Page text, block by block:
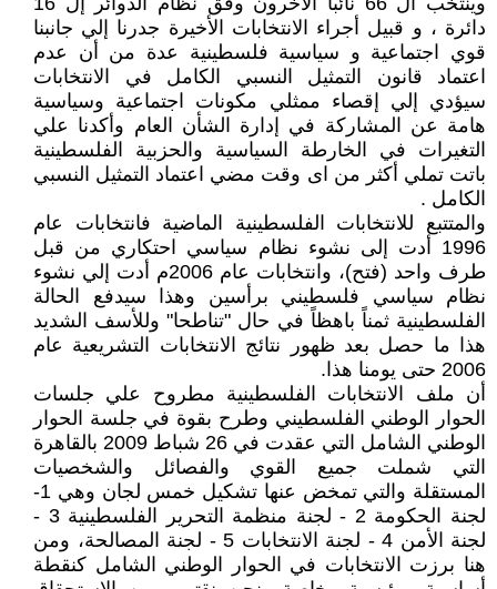
دائرة ، و قبيل أجراء الانتخابات الأخيرة جدرنا إلي جانبنا
قوي اجتماعية و سياسية فلسطينية عدة من أن عدم
اعتماد قانون التمثيل النسبي الكامل في الانتخابات
سيؤدي إلي إقصاء ممثلي مكونات اجتماعية وسياسية
هامة عن المشاركة في إدارة الشأن العام وأكدنا علي
التغيرات في الخارطة السياسية والحزبية الفلسطينية
باتت تملي أكثر من اى وقت مضي اعتماد التمثيل النسبي
الكامل .
والمتتبع للانتخابات الفلسطينية الماضية فانتخابات عام
1996 أدت إلى نشوء نظام سياسي احتكاري من قبل
طرف واحد (فتح)، وانتخابات عام 2006م أدت إلي نشوء
نظام سياسي فلسطيني برأسين وهذا سيدفع الحالة
الفلسطينية ثمناً باهظاً في حال "تناطحا" وللأسف الشديد
هذا ما حصل بعد ظهور نتائج الانتخابات التشريعية عام
2006 حتى يومنا هذا.
أن ملف الانتخابات الفلسطينية مطروح علي جلسات
الحوار الوطني الفلسطيني وطرح بقوة في جلسة الحوار
الوطني الشامل التي عقدت في 26 شباط 2009 بالقاهرة
التي شملت جميع القوي والفصائل والشخصيات
المستقلة والتي تمخض عنها تشكيل خمس لجان وهي 1-
لجنة الحكومة 2 - لجنة منظمة التحرير الفلسطينية 3 -
لجنة الأمن 4 - لجنة الانتخابات 5 - لجنة المصالحة، ومن
هنا برزت الانتخابات في الحوار الوطني الشامل كنقطة